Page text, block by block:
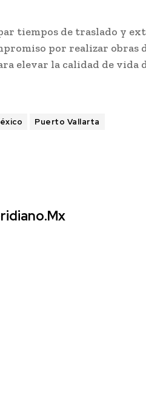
tiempos de traslado y
por realizar obras
elevar la calidad de vida
Puerto Vallarta